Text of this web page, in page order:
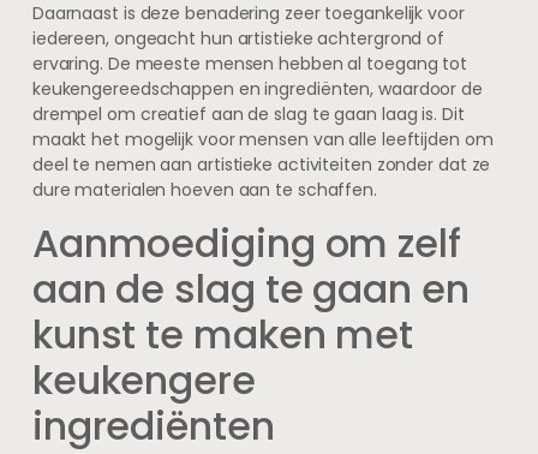
Daarnaast is deze benadering zeer toegankelijk voor
iedereen, ongeacht hun artistieke achtergrond of
ervaring. De meeste mensen hebben al toegang tot
keukengereedschappen en ingrediënten, waardoor de
drempel om creatief aan de slag te gaan laag is. Dit
maakt het mogelijk voor mensen van alle leeftijden om
deel te nemen aan artistieke activiteiten zonder dat ze
dure materialen hoeven aan te schaffen.
Aanmoediging om zelf
aan de slag te gaan en
kunst te maken met
keukengere
ingrediënten